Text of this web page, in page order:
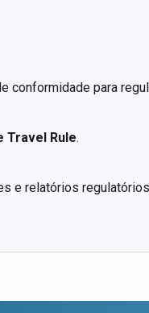
conformidade para
Travel Rule.
e relatórios